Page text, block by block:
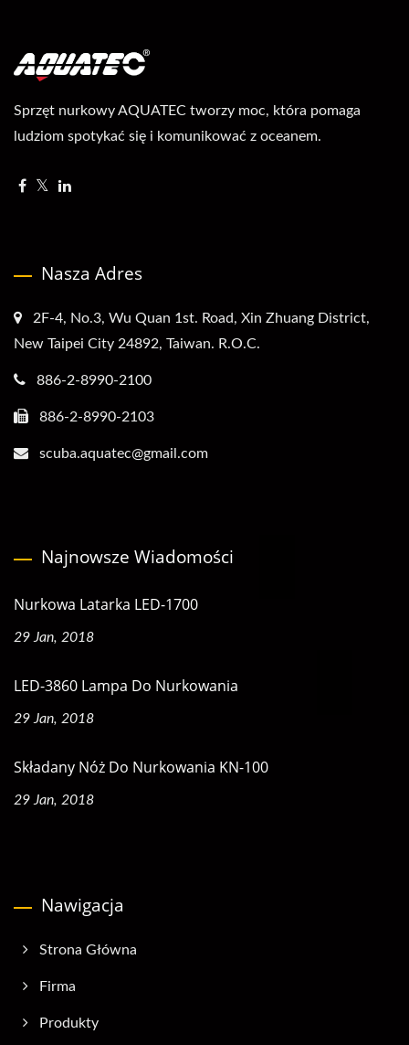
Sprzęt nurkowy AQUATEC tworzy moc, która pomaga
ludziom spotykać się i komunikować z oceanem.
Nasza Adres
2F-4, No.3, Wu Quan 1st. Road, Xin Zhuang District,
New Taipei City 24892, Taiwan. R.O.C.
886-2-8990-2100
886-2-8990-2103
scuba.aquatec@gmail.com
Najnowsze Wiadomości
Nurkowa Latarka LED-1700
29 Jan, 2018
LED-3860 Lampa Do Nurkowania
29 Jan, 2018
Składany Nóż Do Nurkowania KN-100
29 Jan, 2018
Nawigacja
Strona Główna
Firma
Produkty